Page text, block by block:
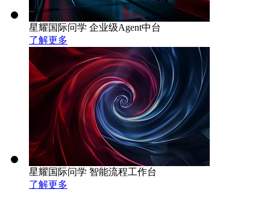
星耀国际问学 企业级Agent中台
了解更多
星耀国际问学 智能流程工作台
了解更多